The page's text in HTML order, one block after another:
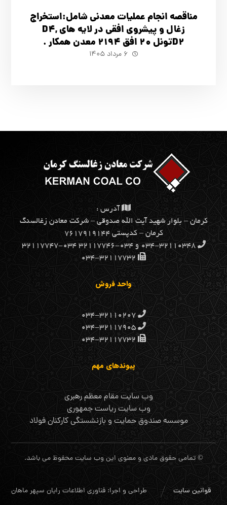
مناقصه انجام عملیات معدنی شامل:استخراج
زغال و پیشروی افقی در لایه های D4,
D2تونل 20 افق 2194 معدن همکار .
۶ مرداد ۱۴۰۵
آدرس :
كرمان – بلوار شهيد آيت الله صدوقي – شركت معادن زغالسنگ
كرمان – کدپستی ۷۶۱۷۹۱۹۱۴۴
۰۳۴-۳۲۱۱۰۳۴۸ و ۰۳۴-۳۲۱۱۷۷۴۶ ۰۳۴-۳۲۱۱۷۷۴۷
۰۳۴-۳۲۱۱۷۷۳۲
واحد فروش
۰۳۴-۳۲۱۱۰۲۰۷
۰۳۴-۳۲۱۱۷۹۰۵
۰۳۴-۳۲۱۱۷۷۳۲
پیوندهای مهم
وب سایت مقام معظم رهبری
وب سایت ریاست جمهوری
موسسه صندوق حمایت و بازنشستگی کارکنان فولاد
© تمامی حقوق مادی و معنوی این وب سایت محفوظ می باشد.
طراحی و اجرا: فناوری اطلاعات رایان سپهر ماهان قوانین سایت